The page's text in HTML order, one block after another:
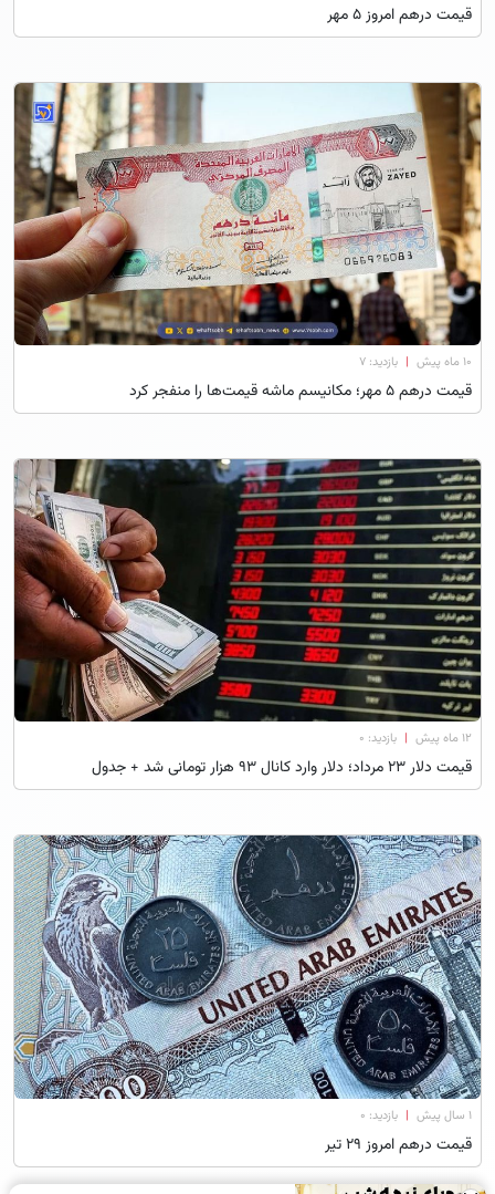
قیمت درهم امروز 5 مهر
۱۰ ماه پیش | بازدید: 7
قیمت درهم ۵ مهر؛ مکانیسم ماشه قیمت‌ها را منفجر کرد
۱۲ ماه پیش | بازدید: 0
قیمت دلار ۲۳ مرداد؛ دلار وارد کانال ۹۳ هزار تومانی شد + جدول
۱ سال پیش | بازدید: 0
قیمت درهم امروز ۲۹ تیر